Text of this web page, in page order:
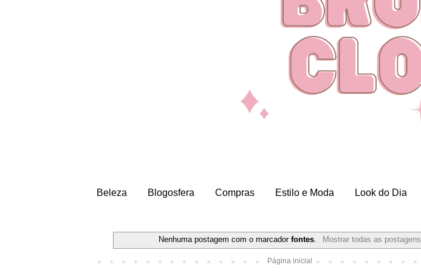
Beleza Blogosfera Compras Estilo e Moda Look do Dia
Nenhuma postagem com o marcadorfontes. Mostrar todas as postagens
Página inicial